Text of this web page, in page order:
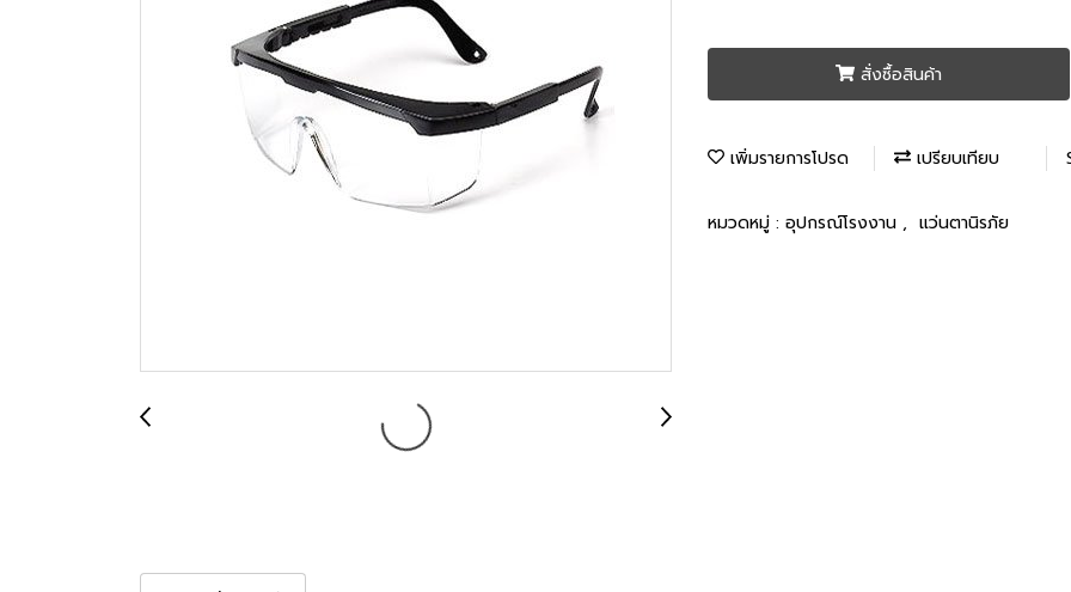
สั่งซื้อสินค้า
เพิ่มรายการโปรด เปรียบเทียบ
หมวดหมู่ : อุปกรณ์โรงงาน , แว่นตานิรภัย